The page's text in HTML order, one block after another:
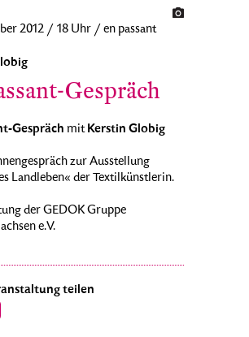
2012 / 18 Uhr / en passant
Gespräch
Gespräch mitKerstin Globig
zur Ausstellung
Landleben« der Textilkünstlerin.
der GEDOK Gruppe
e.V.
teilen